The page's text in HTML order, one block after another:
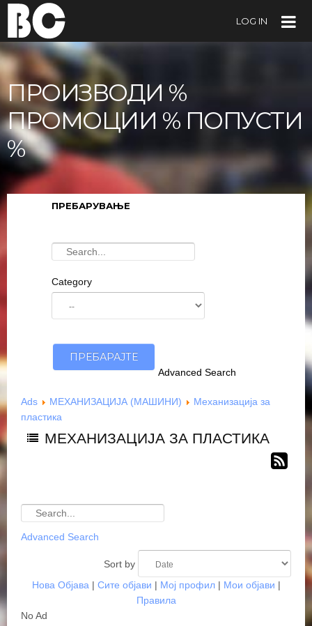
LOG IN
ПРОИЗВОДИ %
ПРОМОЦИИ % ПОПУСТИ
%
ПРЕБАРУВАЊЕ
Category
Advanced Search
Ads МЕХАНИЗАЦИЈА (МАШИНИ)
Механизација за
пластика
МЕХАНИЗАЦИЈА ЗА ПЛАСТИКА
Advanced Search
Sort by
Нова Објава | Сите објави | Мој профил| Мои објави |
Правила
No Ad